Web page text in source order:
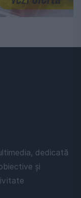
dedicată
și